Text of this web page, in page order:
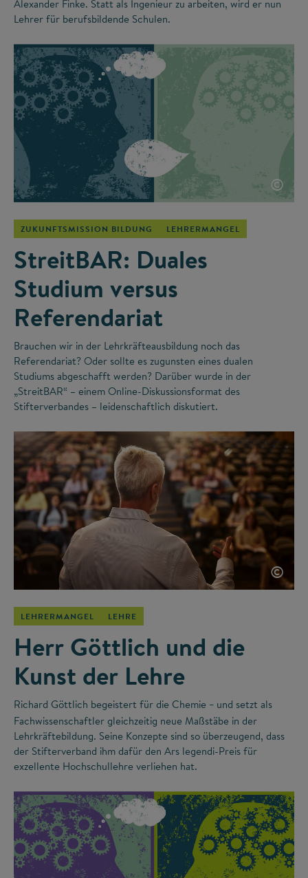
Alexander Finke. Statt als Ingenieur zu arbeiten, wird er nun
Lehrer für berufsbildende Schulen.
©
ZUKUNFTSMISSION BILDUNG LEHRERMANGEL
StreitBAR: Duales
Studium versus
Referendariat
Brauchen wir in der Lehrkräfteausbildung noch das
Referendariat? Oder sollte es zugunsten eines dualen
Studiums abgeschafft werden? Darüber wurde in der
„StreitBAR“ – einem Online-Diskussionsformat des
Stifterverbandes – leidenschaftlich diskutiert.
©
LEHRERMANGEL LEHRE
Herr Göttlich und die
Kunst der Lehre
Richard Göttlich begeistert für die Chemie – und setzt als
Fachwissenschaftler gleichzeitig neue Maßstäbe in der
Lehrkräftebildung. Seine Konzepte sind so überzeugend, dass
der Stifterverband ihm dafür den Ars legendi-Preis für
exzellente Hochschullehre verliehen hat.